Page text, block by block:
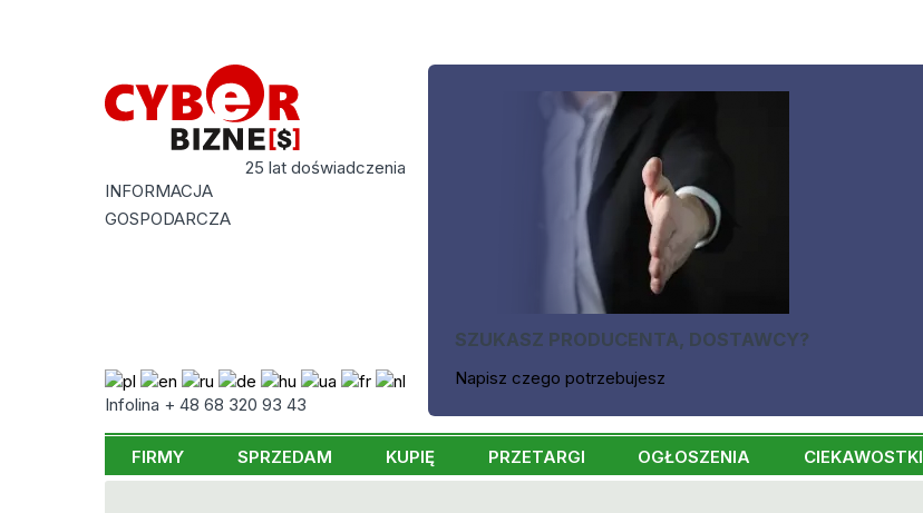
25 lat doświadczenia
INFORMACJA
GOSPODARCZA
Infolina + 48 68 320 93 43
SZUKASZ PRODUCENTA, DOSTAWCY?
Napisz czego potrzebujesz
FIRMY SPRZEDAM KUPIĘ PRZETARGI OGŁOSZENIA CIEKAWOSTKI